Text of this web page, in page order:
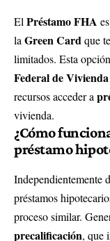
El Préstamo FHA
la Green Card que
limitados. Esta
Federal de Vivienda
recursos acceder a
vivienda.
¿Cómo
préstamo
Independientemente
préstamos
proceso similar.
precalificación, que